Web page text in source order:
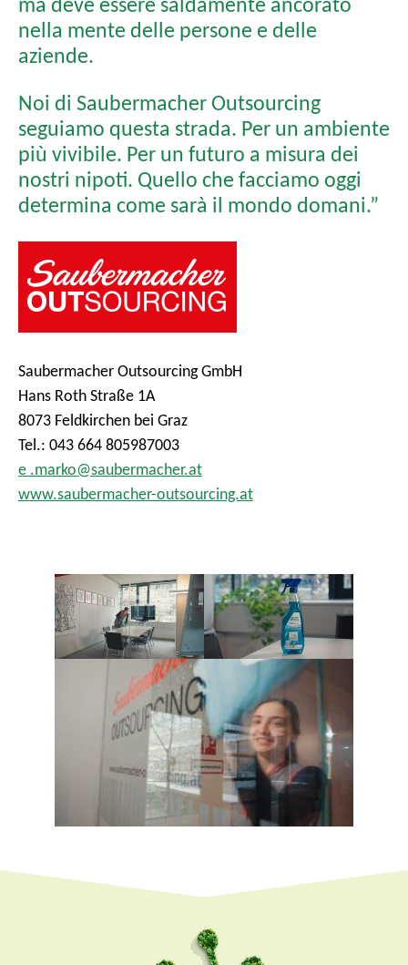
nella mente delle persone e delle
aziende.
Noi di Saubermacher Outsourcing
seguiamo questa strada. Per un ambiente
più vivibile. Per un futuro a misura dei
nostri nipoti. Quello che facciamo oggi
determina come sarà il mondo domani.”
Saubermacher Outsourcing GmbH
Hans Roth Straße 1A
8073 Feldkirchen bei Graz
Tel.: 043 664 805987003
e .marko@saubermacher.at
www.saubermacher-outsourcing.at